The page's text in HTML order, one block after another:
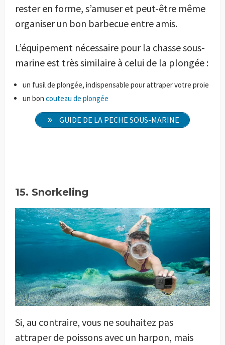
rester en forme, s’amuser et peut-être même
organiser un bon barbecue entre amis.
L’équipement nécessaire pour la chasse sous-
marine est très similaire à celui de la plongée :
un fusil de plongée, indispensable pour attraper votre proie
un bon couteau de plongée
GUIDE DE LA PECHE SOUS-MARINE
15. Snorkeling
Si, au contraire, vous ne souhaitez pas
attraper de poissons avec un harpon, mais